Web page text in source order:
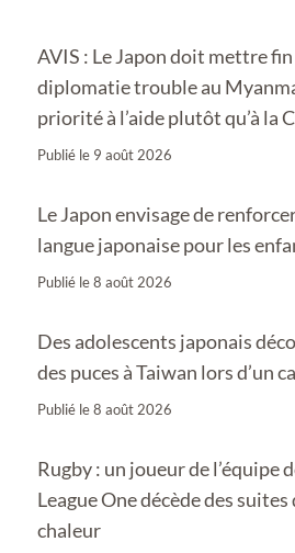
AVIS : Le Japon doit mettre
diplomatie trouble au
priorité à l’aide plutôt qu’à la
Publié le 9 août 2026
Le Japon envisage de
langue japonaise pour les
Publié le8 août 2026
Des adolescents japonais
des puces à Taiwan lors d’un
Publié le8 août 2026
Rugby : un joueur de l’équipe
League One décède des suites
chaleur